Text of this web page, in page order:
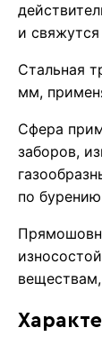
и
Стальная
мм,
Сфера
заборов,
по